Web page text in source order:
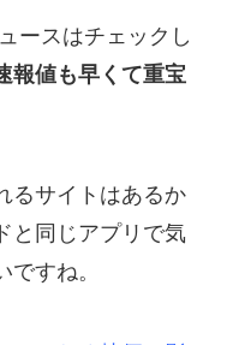
ースはチェックし
報値も早くて重宝
るサイトはあるか
と同じアプリで気
すね。